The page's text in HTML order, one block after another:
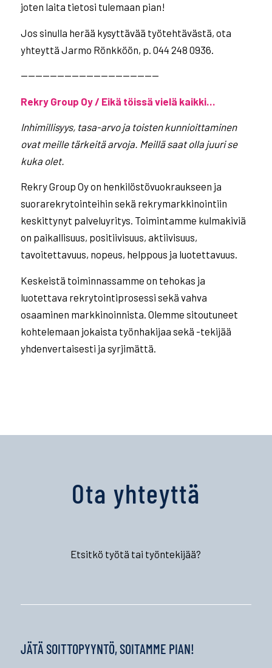
joten laita tietosi tulemaan pian!
Jos sinulla herää kysyttävää työtehtävästä, ota
yhteyttä Jarmo Rönkköön, p. 044 248 0936.
———————————————————
Rekry Group Oy / Eikä töissä vielä kaikki…
Inhimillisyys, tasa-arvo ja toisten kunnioittaminen
ovat meille tärkeitä arvoja. Meillä saat olla juuri se
kuka olet.
Rekry Group Oy on henkilöstövuokraukseen ja
suorarekrytointeihin sekä rekrymarkkinointiin
keskittynyt palveluyritys. Toimintamme kulmakiviä
on paikallisuus, positiivisuus, aktiivisuus,
tavoitettavuus, nopeus, helppous ja luotettavuus.
Keskeistä toiminnassamme on tehokas ja
luotettava rekrytointiprosessi sekä vahva
osaaminen markkinoinnista. Olemme sitoutuneet
kohtelemaan jokaista työnhakijaa sekä -tekijää
yhdenvertaisesti ja syrjimättä.
Ota yhteyttä
Etsitkö työtä tai työntekijää?
JÄTÄ SOITTOPYYNTÖ, SOITAMME PIAN!